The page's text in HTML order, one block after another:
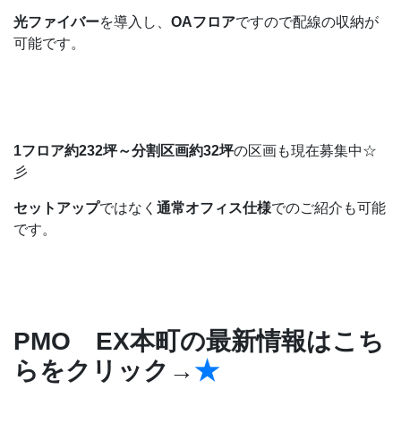
光ファイバーを導入し、 OAフロアですので配線の収納が
可能です。
1フロア約232坪～分割区画約32坪の区画も現在募集中☆
彡
セットアップではなく 通常オフィス仕様でのご紹介も可能
です。
PMO EX本町の最新情報はこち
らをクリック→★